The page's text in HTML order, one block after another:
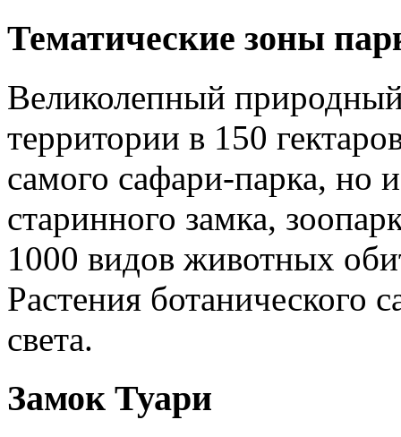
Тематические зоны
Великолепный
территории в 150
самого сафари-парка, но
старинного замка,
1000 видов животных
Растения ботанического
света.
Замок Туари